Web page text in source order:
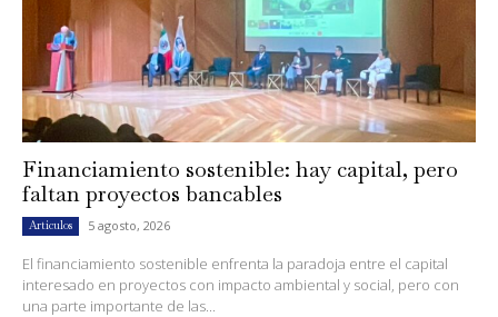
Financiamiento sostenible: hay capital, pero
faltan proyectos bancables
Artículos 5 agosto, 2026
El financiamiento sostenible enfrenta la paradoja entre el capital
interesado en proyectos con impacto ambiental y social, pero con
una parte importante de las...